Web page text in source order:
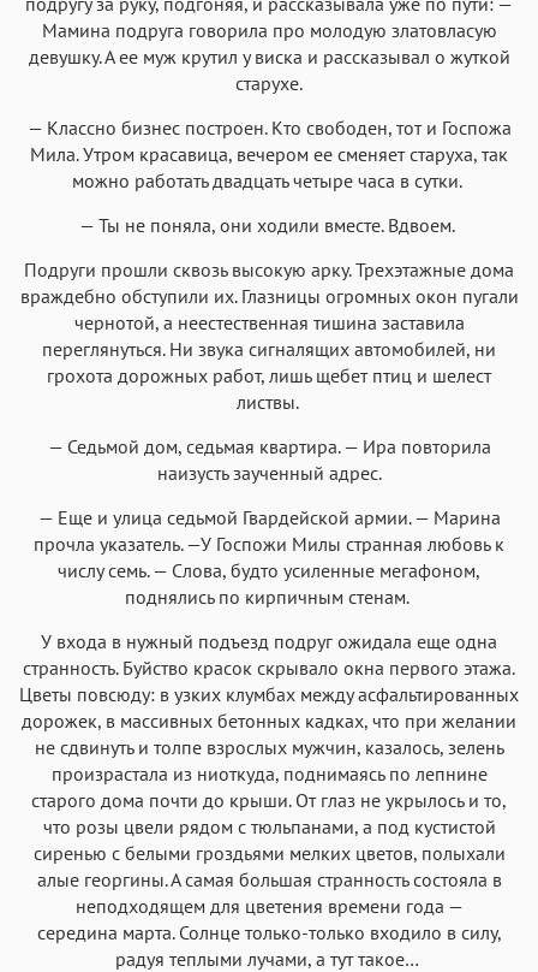
Мамина подруга говорила про молодую златовласую
девушку. А ее муж крутил у виска и рассказывал о жуткой
старухе.
— Классно бизнес построен. Кто свободен, тот и Госпожа
Мила. Утром красавица, вечером ее сменяет старуха, так
можно работать двадцать четыре часа в сутки.
— Ты не поняла, они ходили вместе. Вдвоем.
Подруги прошли сквозь высокую арку. Трехэтажные дома
враждебно обступили их. Глазницы огромных окон пугали
чернотой, а неестественная тишина заставила
переглянуться. Ни звука сигналящих автомобилей, ни
грохота дорожных работ, лишь щебет птиц и шелест
листвы.
— Седьмой дом, седьмая квартира. — Ира повторила
наизусть заученный адрес.
— Еще и улица седьмой Гвардейской армии. — Марина
прочла указатель. —У Госпожи Милы странная любовь к
числу семь. — Слова, будто усиленные мегафоном,
поднялись по кирпичным стенам.
У входа в нужный подъезд подруг ожидала еще одна
странность. Буйство красок скрывало окна первого этажа.
Цветы повсюду: в узких клумбах между асфальтированных
дорожек, в массивных бетонных кадках, что при желании
не сдвинуть и толпе взрослых мужчин, казалось, зелень
произрастала из ниоткуда, поднимаясь по лепнине
старого дома почти до крыши. От глаз не укрылось и то,
что розы цвели рядом с тюльпанами, а под кустистой
сиренью с белыми гроздьями мелких цветов, полыхали
алые георгины. А самая большая странность состояла в
неподходящем для цветения времени года —
середина марта. Солнце только-только входило в силу,
радуя теплыми лучами, а тут такое…